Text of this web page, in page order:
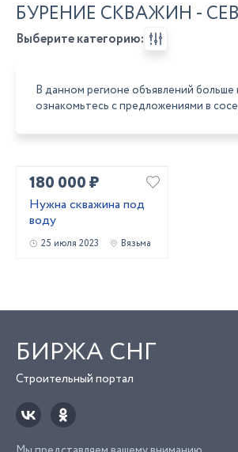
БУРЕНИЕ СКВАЖИН -
Выберите категорию:
В данном регионе объявлений больше
ознакомьтесь с предложениями в
180 000 ₽
Нужна скважина под
воду
25 июля 2023 Вязьма
БИРЖА СНГ
Строительный портал